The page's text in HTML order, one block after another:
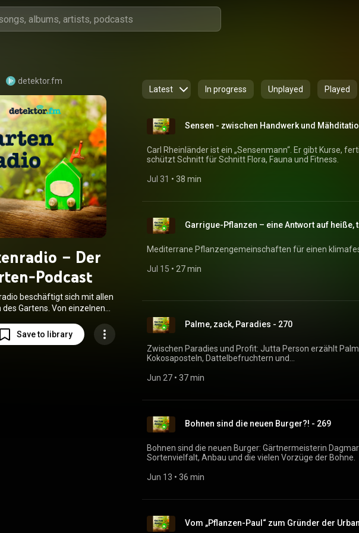
detektor.fm
– Der
Podcast
beschäftigt sich mit allen
Gartens. Von einzelnen
zur Faszination Kleingarten
alle Pflanzenfreunde ihr
Save to library
Latest In progress Unplayed Played
Sensen - zwischen Handwerk und
Carl Rheinländer ist ein „Sensenmann“. Er gibt Kurse,
schützt Schnitt für Schnitt Flora, Fauna und Fitness.
Jul 31 • 38 min
Garrigue-Pflanzen – eine Antwort auf heiße,
Mediterrane Pflanzengemeinschaften für einen
Jul 15 • 27 min
Palme, zack, Paradies - 270
Zwischen Paradies und Profit: Jutta Person erzählt
Kokosaposteln, Dattelbefruchtern und
Jun 27 • 37 min
Bohnen sind die neuen Burger?! - 269
Bohnen sind die neuen Burger: Gärtnermeisterin
Sortenvielfalt, Anbau und die vielen Vorzüge der Bohne.
Jun 13 • 36 min
Vom „Pflanzen-Paul“ zum Gründer der